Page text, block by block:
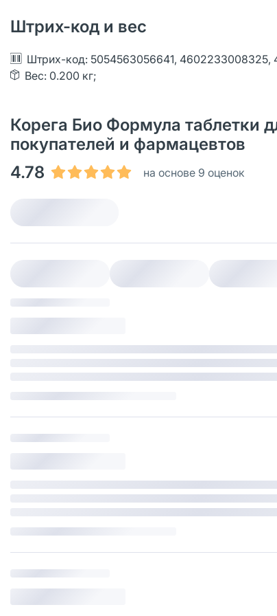
Штрих-код и вес
Штрих-код: 5054563056641,
Вес: 0.200 кг;
Корега Био Формула таблетки
покупателей и фармацевтов
4.78
на основе 9 оценок